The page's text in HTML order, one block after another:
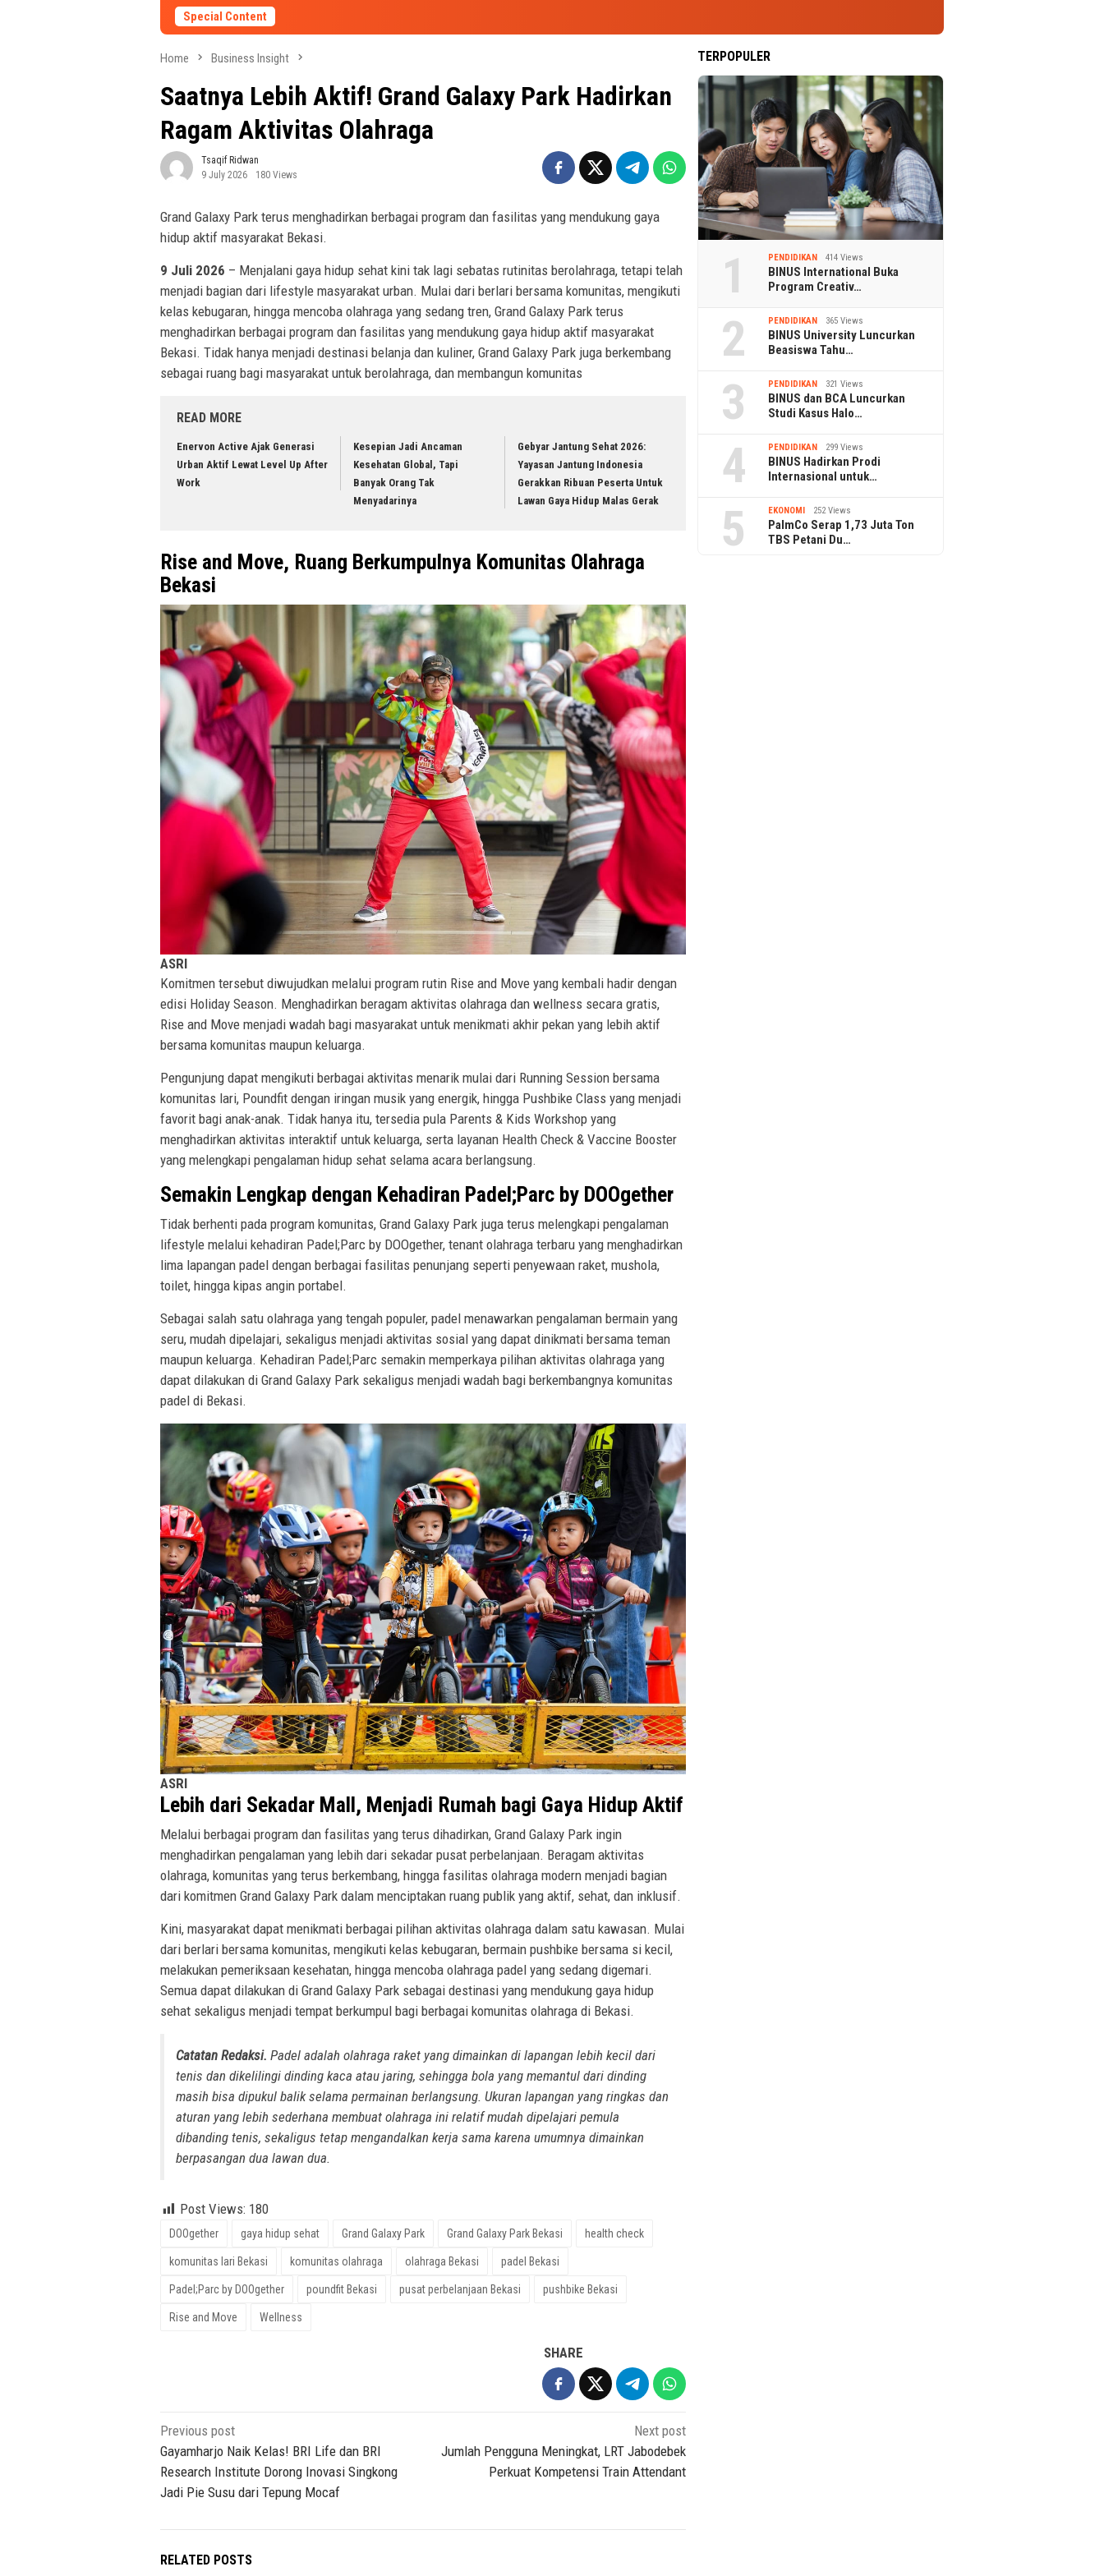
Special Content
Home Business Insight
Saatnya Lebih Aktif! Grand Galaxy Park Hadirkan
Ragam Aktivitas Olahraga
Tsaqif Ridwan
9 July 2026
180 Views
Grand Galaxy Park terus menghadirkan berbagai program dan fasilitas yang mendukung gaya
hidup aktif masyarakat Bekasi.
9 Juli 2026 – Menjalani gaya hidup sehat kini tak lagi sebatas rutinitas berolahraga, tetapi telah
menjadi bagian dari lifestyle masyarakat urban. Mulai dari berlari bersama komunitas, mengikuti
kelas kebugaran, hingga mencoba olahraga yang sedang tren, Grand Galaxy Park terus
menghadirkan berbagai program dan fasilitas yang mendukung gaya hidup aktif masyarakat
Bekasi. Tidak hanya menjadi destinasi belanja dan kuliner, Grand Galaxy Park juga berkembang
sebagai ruang bagi masyarakat untuk berolahraga, dan membangun komunitas
READ MORE
Enervon Active Ajak Generasi
Urban Aktif Lewat Level Up After
Work
Kesepian Jadi Ancaman
Kesehatan Global, Tapi
Banyak Orang Tak
Menyadarinya
Gebyar Jantung Sehat 2026:
Yayasan Jantung Indonesia
Gerakkan Ribuan Peserta Untuk
Lawan Gaya Hidup Malas Gerak
Rise and Move, Ruang Berkumpulnya Komunitas Olahraga
Bekasi
ASRI
Komitmen tersebut diwujudkan melalui program rutin Rise and Move yang kembali hadir dengan
edisi Holiday Season. Menghadirkan beragam aktivitas olahraga dan wellness secara gratis,
Rise and Move menjadi wadah bagi masyarakat untuk menikmati akhir pekan yang lebih aktif
bersama komunitas maupun keluarga.
Pengunjung dapat mengikuti berbagai aktivitas menarik mulai dari Running Session bersama
komunitas lari, Poundfit dengan iringan musik yang energik, hingga Pushbike Class yang menjadi
favorit bagi anak-anak. Tidak hanya itu, tersedia pula Parents & Kids Workshop yang
menghadirkan aktivitas interaktif untuk keluarga, serta layanan Health Check & Vaccine Booster
yang melengkapi pengalaman hidup sehat selama acara berlangsung.
Semakin Lengkap dengan Kehadiran Padel;Parc by DOOgether
Tidak berhenti pada program komunitas, Grand Galaxy Park juga terus melengkapi pengalaman
lifestyle melalui kehadiran Padel;Parc by DOOgether, tenant olahraga terbaru yang menghadirkan
lima lapangan padel dengan berbagai fasilitas penunjang seperti penyewaan raket, mushola,
toilet, hingga kipas angin portabel.
Sebagai salah satu olahraga yang tengah populer, padel menawarkan pengalaman bermain yang
seru, mudah dipelajari, sekaligus menjadi aktivitas sosial yang dapat dinikmati bersama teman
maupun keluarga. Kehadiran Padel;Parc semakin memperkaya pilihan aktivitas olahraga yang
dapat dilakukan di Grand Galaxy Park sekaligus menjadi wadah bagi berkembangnya komunitas
padel di Bekasi.
ASRI
Lebih dari Sekadar Mall, Menjadi Rumah bagi Gaya Hidup Aktif
Melalui berbagai program dan fasilitas yang terus dihadirkan, Grand Galaxy Park ingin
menghadirkan pengalaman yang lebih dari sekadar pusat perbelanjaan. Beragam aktivitas
olahraga, komunitas yang terus berkembang, hingga fasilitas olahraga modern menjadi bagian
dari komitmen Grand Galaxy Park dalam menciptakan ruang publik yang aktif, sehat, dan inklusif.
Kini, masyarakat dapat menikmati berbagai pilihan aktivitas olahraga dalam satu kawasan. Mulai
dari berlari bersama komunitas, mengikuti kelas kebugaran, bermain pushbike bersama si kecil,
melakukan pemeriksaan kesehatan, hingga mencoba olahraga padel yang sedang digemari.
Semua dapat dilakukan di Grand Galaxy Park sebagai destinasi yang mendukung gaya hidup
sehat sekaligus menjadi tempat berkumpul bagi berbagai komunitas olahraga di Bekasi.
Catatan Redaksi. Padel adalah olahraga raket yang dimainkan di lapangan lebih kecil dari
tenis dan dikelilingi dinding kaca atau jaring, sehingga bola yang memantul dari dinding
masih bisa dipukul balik selama permainan berlangsung. Ukuran lapangan yang ringkas dan
aturan yang lebih sederhana membuat olahraga ini relatif mudah dipelajari pemula
dibanding tenis, sekaligus tetap mengandalkan kerja sama karena umumnya dimainkan
berpasangan dua lawan dua.
Post Views: 180
DOOgether gaya hidup sehat Grand Galaxy Park Grand Galaxy Park Bekasi health check
komunitas lari Bekasi komunitas olahraga olahraga Bekasi padel Bekasi
Padel;Parc by DOOgether poundfit Bekasi pusat perbelanjaan Bekasi pushbike Bekasi
Rise and Move Wellness
SHARE
Post
navigation
Previous post
Gayamharjo Naik Kelas! BRI Life dan BRI
Research Institute Dorong Inovasi Singkong
Jadi Pie Susu dari Tepung Mocaf
Next post
Jumlah Pengguna Meningkat, LRT Jabodebek
Perkuat Kompetensi Train Attendant
RELATED POSTS
TERPOPULER
1 PENDIDIKAN 414 Views
BINUS International Buka
Program Creativ…
2 PENDIDIKAN 365 Views
BINUS University Luncurkan
Beasiswa Tahu…
3 PENDIDIKAN 321 Views
BINUS dan BCA Luncurkan
Studi Kasus Halo…
4 PENDIDIKAN 299 Views
BINUS Hadirkan Prodi
Internasional untuk…
5 EKONOMI 252 Views
PalmCo Serap 1,73 Juta Ton
TBS Petani Du…